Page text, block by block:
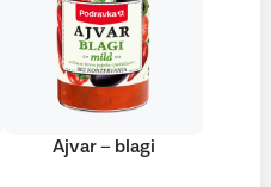
Ajvar – blagi